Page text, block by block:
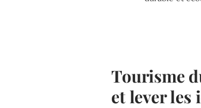
Tourisme
et lever les